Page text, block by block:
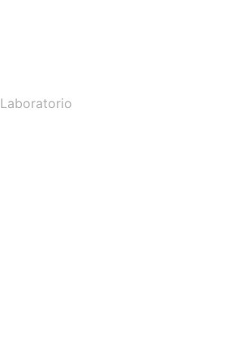
Laboratorio